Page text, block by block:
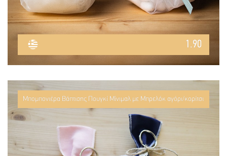
1.90
Μπομπονιέρα Βάπτισης Πουγκί Μίνιμαλ με Μπρελόκ αγόρι/κορίτσι